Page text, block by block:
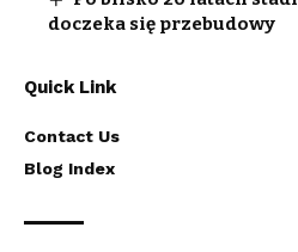
doczeka się przebudowy
Quick Link
Contact Us
Blog Index